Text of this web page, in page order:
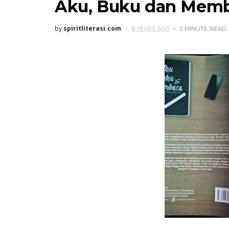
Aku, Buku dan
by spiritliterasi.com 8 YEARS AGO 2 MINUTE READ